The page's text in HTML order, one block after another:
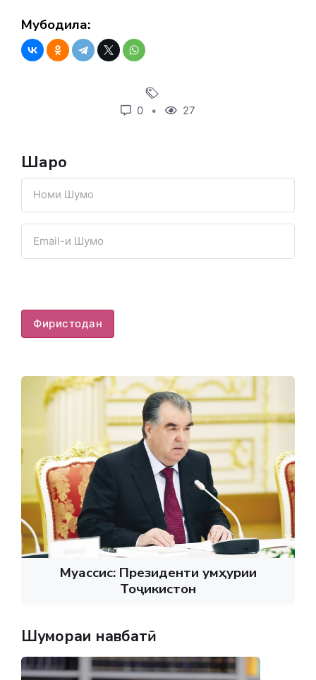
Мубодила:
0 27
Шарҳҳо
Фиристодан
Муассис: Президенти Ҷумҳурии
Тоҷикистон
Шумораи навбатӣ